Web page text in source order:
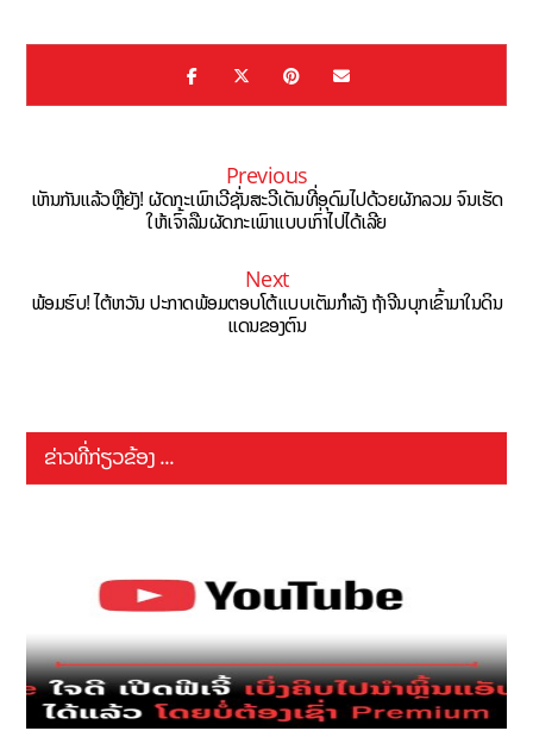
Previous
ເຫັນກັນແລ້ວຫຼືຍັງ! ຜັດກະເພົາເວີຊັ່ນສະວີເດັນທີ່ອຸດົມໄປດ້ວຍຜັກລວມ ຈົນເຮັດ
ໃຫ້ເຈົ້າລືມຜັດກະເພົາແບບເກົ່າໄປໄດ້ເລີຍ
Next
ພ້ອມຮົບ! ໄຕ້ຫວັນ ປະກາດພ້ອມຕອບໂຕ້ແບບເຕັມກຳລັງ ຖ້າຈີນບຸກເຂົ້າມາໃນດິນ
ແດນຂອງຕົນ
ຂ່າວທີ່ກ່ຽວຂ້ອງ ...